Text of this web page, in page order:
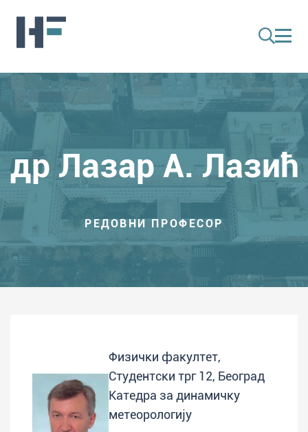
др Лазар А. Лазић
РЕДОВНИ ПРОФЕСОР
Физички факултет,
Студентски трг 12, Београд
Катедра за динамичку
метеорологију